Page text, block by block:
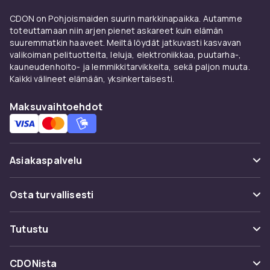
CDONilta
CDONilta löydät tyynyt ulkokalusteille kaikissa
standardimitoissa ja vastaavissa sarjoissa
Hillerstorpilta jaBrafabilta kilpailukykyiseen
hintaan.
Tyynyjen värit ovat helppo tapa personalisoida
ulkotilaa ja asettaa selkeä tyyli. Neutraalit värit
antavat ajattoman ja elegantin ulkonäön.
persoonallisen tunnelman.
Tyynyt koristeellisena ja
toiminnallisena elementtinä
Ulkotyynyt ovat yksi yksinkertaisimmista ja
edullisimmista tavoista muuttaa terassin
ulkonäköä ja tunnelmaa. Uusilla tyynyillä
CDON on Pohjoismaiden suurin markkinapaikka. Autamme
toteuttamaan niin arjen pienet askareet kuin elämän
suuremmatkin haaveet. Meiltä löydät jatkuvasti kasvavan
valikoiman pelituotteita, leluja, elektroniikkaa, puutarha-,
kauneudenhoito- ja lemmikkitarvikkeita, sekä paljon muuta.
Kaikki välineet elämään, yksinkertaisesti.
Maksuvaihtoehdot
Asiakaspalvelu
Usein kysyttyä (UKK)
Seuraa pakettia
Ota yhteyttä
Osta turvallisesti
Maksuvaihtoehdot
Toimitus
Tutustu
Kategoriat
CDONista